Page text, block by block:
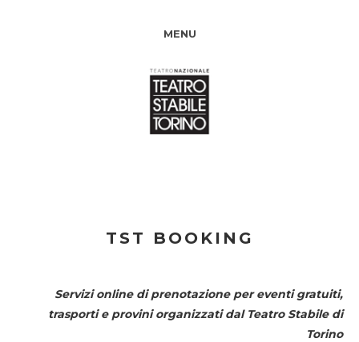
MENU
TST BOOKING
Servizi online di prenotazione per eventi gratuiti,
trasporti e provini organizzati dal Teatro Stabile di
Torino